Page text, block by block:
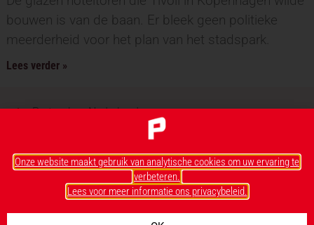
bouwen is van de baan. Er bleek geen politieke
meerderheid voor het plan van het stadspark.
Lees verder »
Pretparken Nederland
Pretparken Frankrijk
Pretparken Spanje en Italië
Pretparken Scandinavië
Pretparken Florida
Onze website maakt gebruik van analytische cookies om uw ervaring te
verbeteren.
Lees voor meer informatie ons privacybeleid.